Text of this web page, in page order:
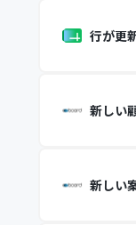
行が更
新しい
新しい